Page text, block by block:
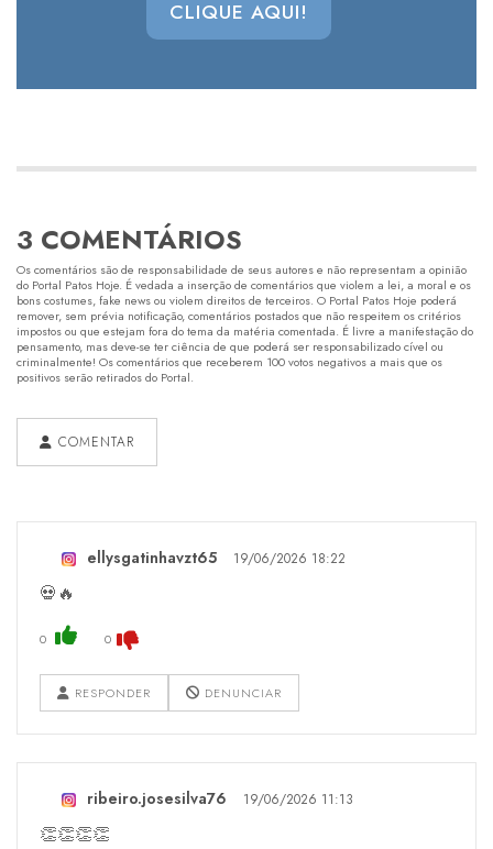
CLIQUE AQUI!
3 COMENTÁRIOS
Os comentários são de responsabilidade de seus autores e não representam a opinião
do Portal Patos Hoje. É vedada a inserção de comentários que violem a lei, a moral e os
bons costumes, fake news ou violem direitos de terceiros. O Portal Patos Hoje poderá
remover, sem prévia notificação, comentários postados que não respeitem os critérios
impostos ou que estejam fora do tema da matéria comentada. É livre a manifestação do
pensamento, mas deve-se ter ciência de que poderá ser responsabilizado cível ou
criminalmente! Os comentários que receberem 100 votos negativos a mais que os
positivos serão retirados do Portal.
COMENTAR
ellysgatinhavzt65 19/06/2026 18:22
💀🔥
0 0
RESPONDER DENUNCIAR
ribeiro.josesilva76 19/06/2026 11:13
👏👏👏👏